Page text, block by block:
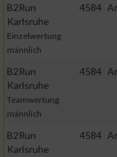
B2Run
Karlsruhe
Einzelwertung
männlich
4584
B2Run
Karlsruhe
Teamwertung
männlich
4584
B2Run
Karlsruhe
4584
Performance
Funktional
Werbung